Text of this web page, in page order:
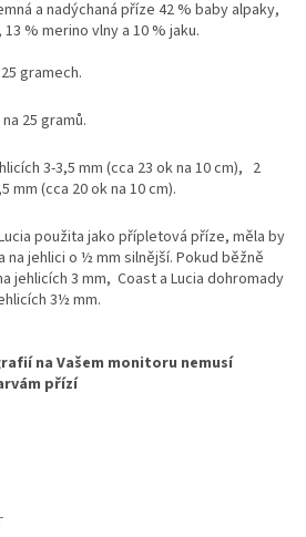
a nadýchaná příze 42 % baby alpaky,
% merino vlny a 10 % jaku.
gramech.
25 gramů.
3-3,5 mm (cca 23 ok na 10 cm), 2
mm (cca 20 ok na 10 cm).
použita jako přípletová příze, měla by
jehlici o ½ mm silnější. Pokud běžně
jehlicích 3 mm, Coast a Lucia dohromady
3½ mm.
na Vašem monitoru nemusí
přízí